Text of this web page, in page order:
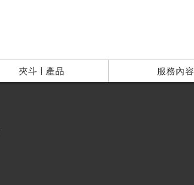
夾斗 | 產品 服務內容